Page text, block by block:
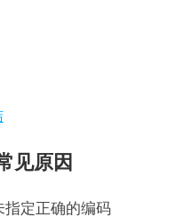
见原因
定正确的编码